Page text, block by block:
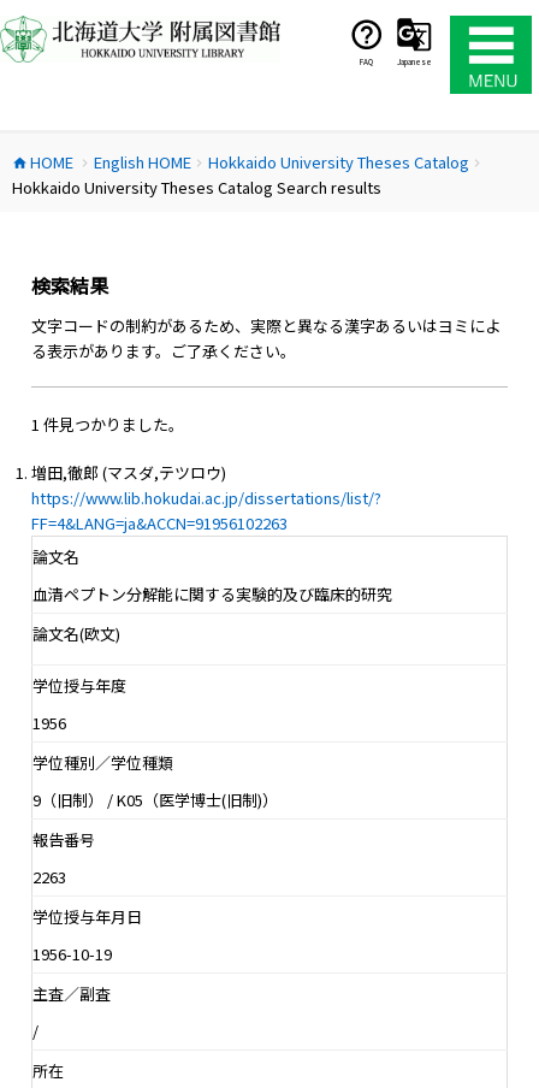
ン
テ
ス
キ
FAQ Japanese
home HOME chevron_right English HOMEchevron_right Hokkaido University Theses Catalog chevron_right
Hokkaido University Theses Catalog Search results
検索結果
文字コードの制約があるため、実際と異なる漢字あるいはヨミによ
る表示があります。ご了承ください。
1 件見つかりました。
増田,徹郎 (マスダ,テツロウ)
https://www.lib.hokudai.ac.jp/dissertations/list/?
FF=4&LANG=ja&ACCN=91956102263
論文名
血清ペプトン分解能に関する実験的及び臨床的研究
論文名(欧文)
学位授与年度
1956
学位種別／学位種類
9（旧制） / K05（医学博士(旧制)）
報告番号
2263
学位授与年月日
1956-10-19
主査／副査
/
所在